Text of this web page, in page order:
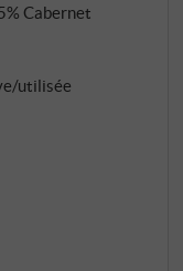
Cabernet
utilisée